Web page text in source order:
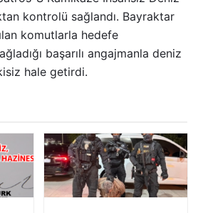
kontrolü sağlandı. Bayraktar
komutlarla hedefe
başarılı angajmanla deniz
hale getirdi.